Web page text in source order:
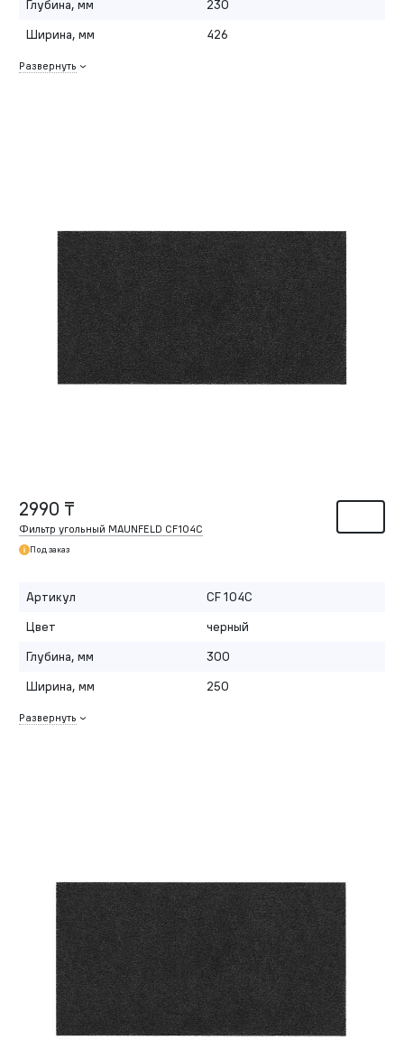
Глубина, мм
230
Ширина, мм
426
Развернуть
2990 ₸
Фильтр угольный MAUNFELD CF104С
Под заказ
Артикул
CF 104С
Цвет
черный
Глубина, мм
300
Ширина, мм
250
Развернуть